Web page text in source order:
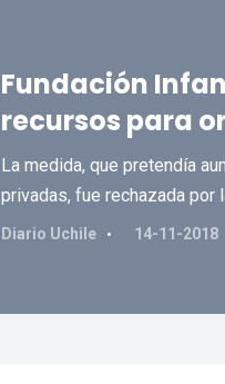
Fundación
recursos para
La medida, que pretendía
privadas, fue rechazada por
Diario Uchile 14-11-2018